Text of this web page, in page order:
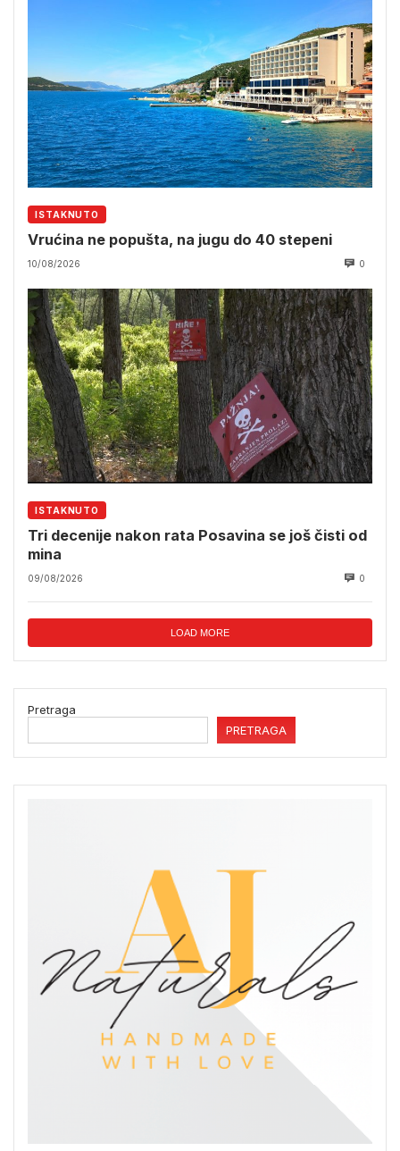
ISTAKNUTO
Vrućina ne popušta, na jugu do 40 stepeni
10/08/2026 0
ISTAKNUTO
Tri decenije nakon rata Posavina se još čisti od
mina
09/08/2026 0
LOAD MORE
Pretraga
PRETRAGA